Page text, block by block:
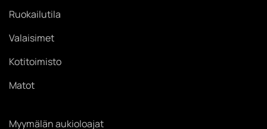
Ruokailutila
Valaisimet
Kotitoimisto
Matot
Myymälän aukioloajat